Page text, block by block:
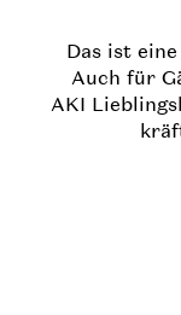
Das ist
Auch für
AKI